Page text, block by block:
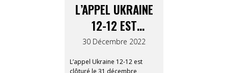
L’APPEL UKRAINE
12-12 EST
CLÔTURÉ :
MERCI POUR VOS
30 Décembre 2022
L’appel Ukraine 12-12 est
clôturé le 31 décembre